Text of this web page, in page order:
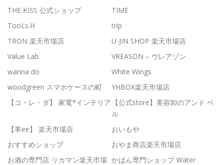
THE KISS 公式ショップ
TIME
TooLs.H
trip
TRON 楽天市場店
U-JIN SHOP 楽天市場店
Value Lab.
VREASON – ヴレアゾン
wanna do
White Wings
woodgreen スマホケースの町
YHBOX楽天市場店
【コ・レ・ダ】 家電*インテリア 【公式store】美容卸のアンド ベ
ル
【革ee】 楽天市場店
おいもや
おすすめショップ
おやま商店楽天市場店
お酒の専門店 リカマン楽天市場 かばん専門ショップ Water